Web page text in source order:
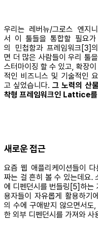
우리는 레버뉴/그로스 엔지
서 이 툴들을 통합할 필요가
의 민첩함과 프레임워크[3]
면 더 많은 사람들이 우리 툴
스터마이징 할 수 있고, 확장
적인 비즈니스 및 기술적인
고 싶었습니다.그 노력의 산
착형 프레임워크인 Lattice를
새로운 접근
요즘 웹 애플리케이션들이
짜는 걸 흔히 볼 수 있는데요.
에 디펜던시를 번들링[5]하는
용자들이 자유롭게 활용하기
의 수에 구애받지 않으면서도
한 외부 디펜던시를 가져와 사